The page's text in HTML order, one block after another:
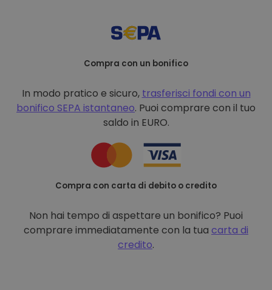
Compra con un bonifico
In modo pratico e sicuro, trasferisci fondi con un
bonifico SEPA istantaneo. Puoi comprare con il tuo
saldo in EURO.
Compra con carta di debito o credito
Non hai tempo di aspettare un bonifico? Puoi
comprare immediatamente con la tua carta di
credito.